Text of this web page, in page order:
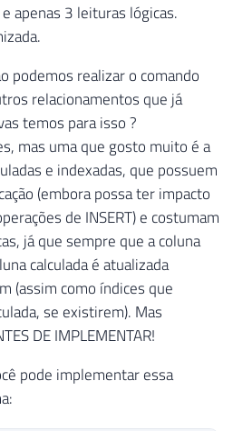
apenas 3 leituras lógicas.
podemos realizar o comando
relacionamentos que já
temos para isso ?
mas uma que gosto muito é a
e indexadas, que possuem
(embora possa ter impacto
de INSERT) e costumam
já que sempre que a coluna
calculada é atualizada
(assim como índices que
se existirem). Mas
DE IMPLEMENTAR!
pode implementar essa